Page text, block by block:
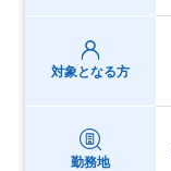
対象となる方
勤務地